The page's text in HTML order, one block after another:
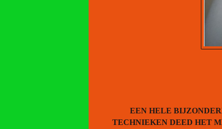
EEN HELE
TECHNIEKEN DEED HET